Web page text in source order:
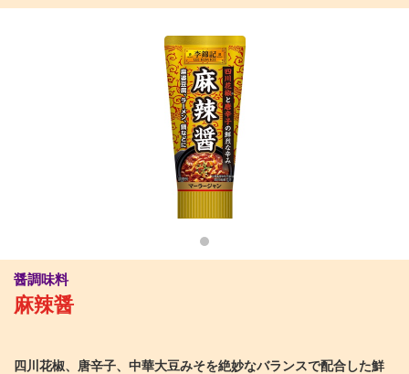
醤調味料
麻辣醤
四川花椒、唐辛子、中華大豆みそを絶妙なバランスで配合した鮮